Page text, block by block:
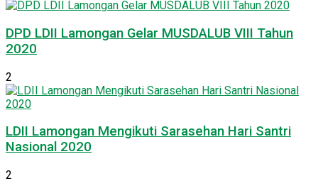
DPD LDII Lamongan Gelar MUSDALUB VIII Tahun
2020
2
LDII Lamongan Mengikuti Sarasehan Hari Santri
Nasional 2020
2